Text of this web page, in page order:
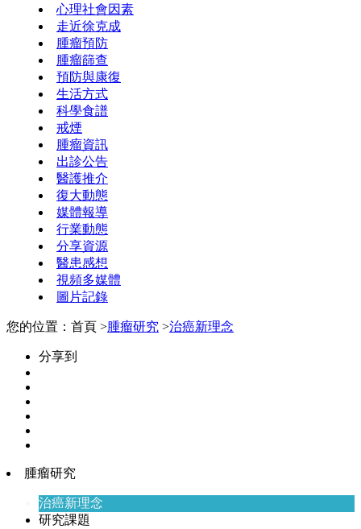
心理社會因素
走近徐克成
腫瘤預防
腫瘤篩查
預防與康復
生活方式
科學食譜
戒煙
腫瘤資訊
出診公告
醫護推介
復大動態
媒體報導
行業動態
分享資源
醫患感想
視頻多媒體
圖片記錄
您的位置：首頁 >腫瘤研究 >治癌新理念
分享到
腫瘤研究
治癌新理念
研究課題